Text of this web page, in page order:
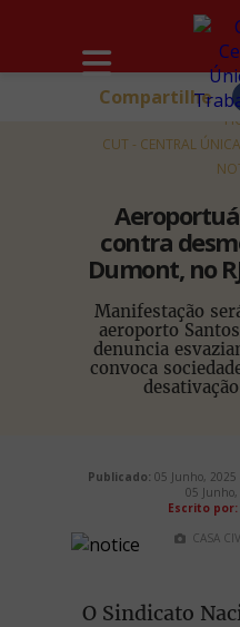
CUT - CENTRAL
contra
Dumont, no
Manifestação
aeroporto
denuncia
convoca
Compartilhe
Publicado: 05 Junho,
05
Escrito
CASA
O Sindicato